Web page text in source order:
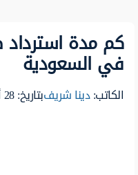
كم مدة استرداد
في السعودية
الكاتب:دينا شريفبتاريخ: 28 أكتوبر 2025 , 12:58